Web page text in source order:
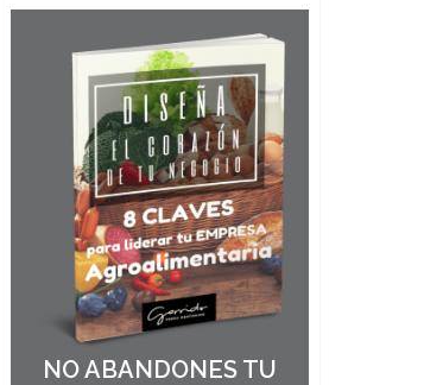
NO ABANDONES TU